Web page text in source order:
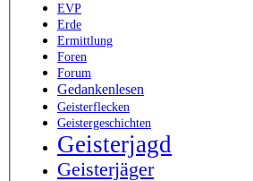
EVP
Erde
Ermittlung
Foren
Forum
Gedankenlesen
Geisterflecken
Geistergeschichten
Geisterjagd
Geisterjäger